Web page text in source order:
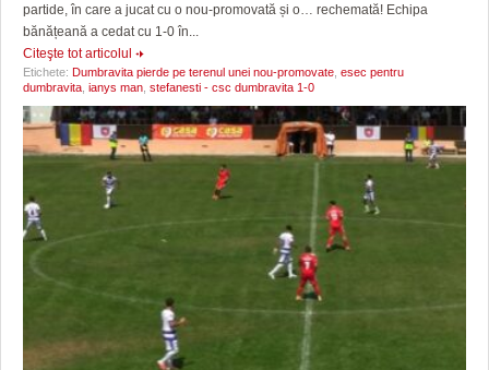
partide, în care a jucat cu o nou-promovată și o… rechemată! Echipa
bănățeană a cedat cu 1-0 în...
Citeşte tot articolul
Etichete: Dumbravita pierde pe terenul unei nou-promovate esec pentru
dumbravita ianys man stefanesti - csc dumbravita 1-0